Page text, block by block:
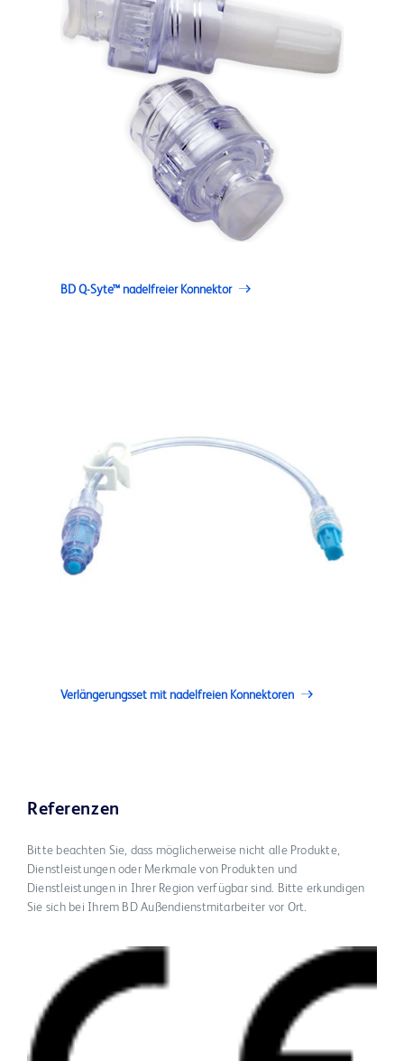
BD Q-Syte™ nadelfreier Konnektor
Verlängerungsset mit nadelfreien Konnektoren
Referenzen
Bitte beachten Sie, dass möglicherweise nicht alle Produkte,
Dienstleistungen oder Merkmale von Produkten und
Dienstleistungen in Ihrer Region verfügbar sind. Bitte erkundigen
Sie sich bei Ihrem BD Außendienstmitarbeiter vor Ort.